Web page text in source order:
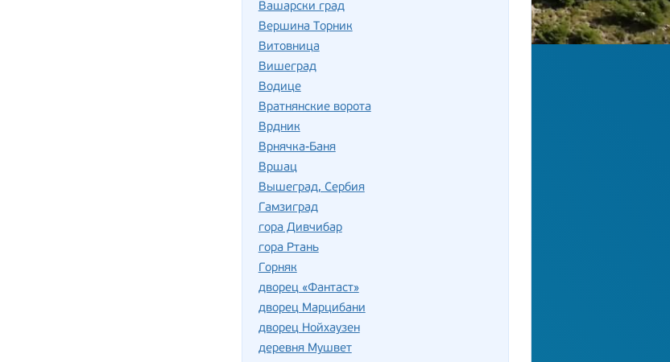
Вашарски град
Вершина Торник
Витовница
Вишеград
Водице
Вратнянские ворота
Врдник
Врнячка-Баня
Вршац
Вышеград, Сербия
Гамзиград
гора Дивчибар
гора Ртань
Горняк
дворец «Фантаст»
дворец Марцибани
дворец Нойхаузен
деревня Мушвет